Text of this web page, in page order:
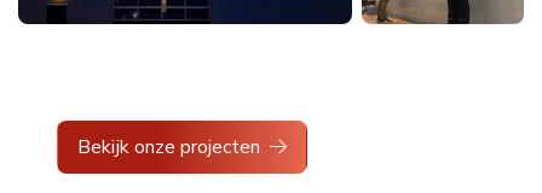
Bekijk onze projecten